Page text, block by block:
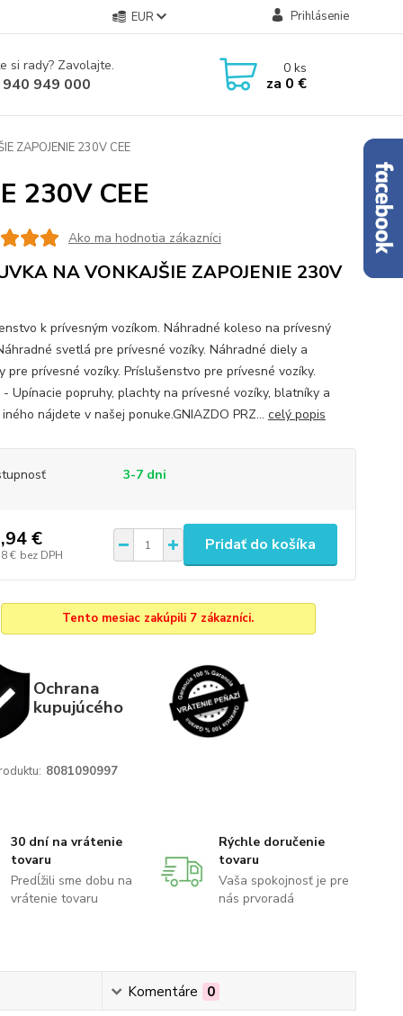
EUR Prihlásenie
si rady? Zavolajte.
949 000
0ks
za 0 €
ZAPOJENIE 230V CEE
230V CEE
Ako ma hodnotia zákazníci
NA VONKAJŠIE ZAPOJENIE 230V
k prívesným vozíkom. Náhradné koleso na prívesný
svetlá pre prívesné vozíky. Náhradné diely a
pre prívesné vozíky. Príslušenstvo pre prívesné vozíky.
Upínacie popruhy, plachty na prívesné vozíky, blatníky a
nájdete v našej ponuke.GNIAZDO PRZ... celý popis
3-7 dni
€
€ bez DPH
Pridať do košíka
Tento mesiac zakúpili 7 zákazníci.
Ochrana
kupujúcého
8081090997
30 dní na vrátenie
tovaru
Predĺžili sme dobu na
vrátenie tovaru
Rýchle doručenie
tovaru
Vaša spokojnosť je pre
nás prvoradá
Komentáre 0